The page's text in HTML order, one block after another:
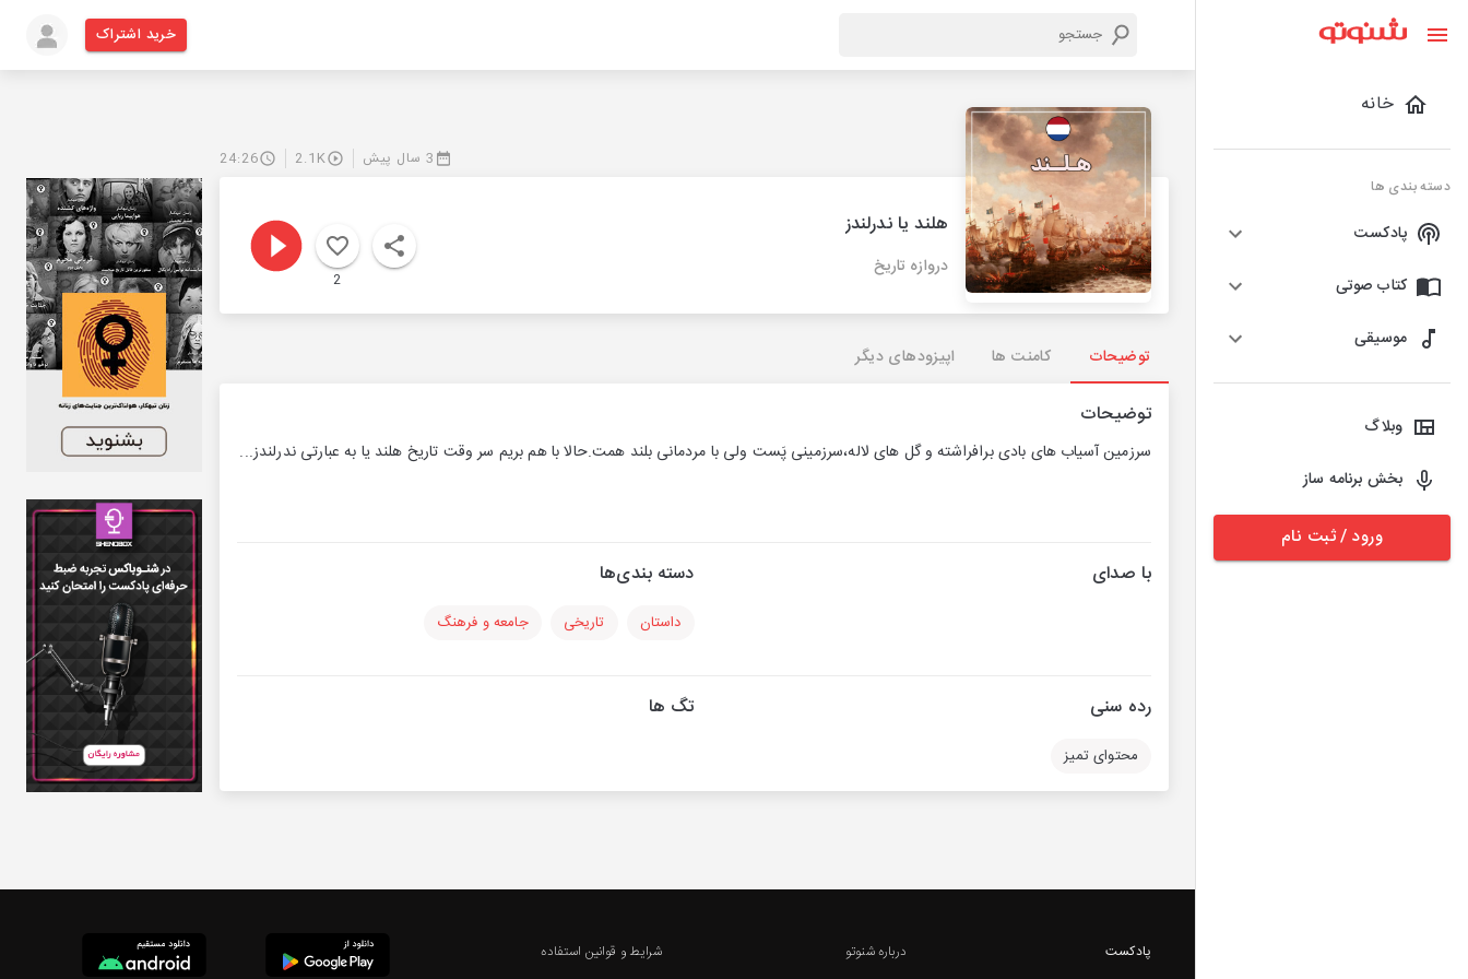
خانه
دسته بندی ها
پادکست
کتاب صوتی
موسیقی
وبلاگ
بخش برنامه ساز
ورود / ثبت نام
خرید اشتراک
3 سال پیش 2.1K
24:26
هلند یا ندرلندز
دروازه تاریخ
2
توضیحات کامنت ها اپیزودهای دیگر
توضیحات
سرزمین آسیاب های بادی برافراشته و گل های لاله،سرزمینی پَست ولی با مردمانی بلند همت.حالا با هم بریم سر وقت تاریخ هلند یا به عبارتی ندرلندز...
با صدای دسته بندی‌ها
داستان تاریخی جامعه و فرهنگ
رده سنی
محتوای تمیز
تگ ها
پادکست
درباره شنوتو
شرایط و قوانین استفاده